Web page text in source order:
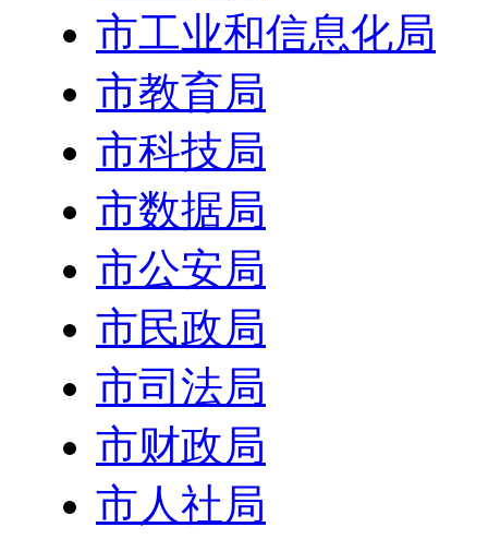
市工业和信息化局
市教育局
市科技局
市数据局
市公安局
市民政局
市司法局
市财政局
市人社局